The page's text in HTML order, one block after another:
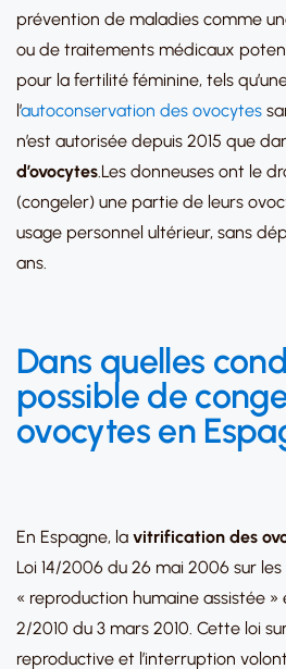
prévention de maladies comme
ou de traitements médicaux
pour la fertilité féminine, tels
l’autoconservation des ovocytes
n’est autorisée depuis 2015 que
d’ovocytes.Les donneuses ont le
(congeler) une partie de leurs
usage personnel ultérieur, sans
ans.
Dans quelles
possible de
ovocytes en
En Espagne, la vitrification des
Loi 14/2006 du 26 mai 2006 sur
« reproduction humaine assistée »
2/2010 du 3 mars 2010. Cette loi
reproductive et l’interruption